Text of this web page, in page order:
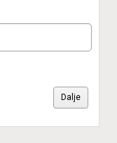
Dalje